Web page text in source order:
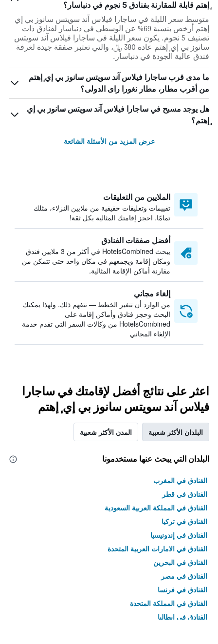
ٕإهتم قابلة للمقارنة بفنادق 5 نجوم في دنباسار؟
متوسط سعر الليلة في ساجارا فيلاس آند سويتس سانوز بي إي
ٕإهتم أرخص بنسبة 69% عن الوسطي في دنباسار لفنادق ذات
تصنيف 5 نجوم. يكون سعر الليلة في ساجارا فيلاس آند سويتس
سانوز بي إي ٕإهتم عادة 380 ﷼، والتي تعتبر صفقة جيدة لغرفة
فندق عالية الجودة في دنباسار.
ما مدى قرب ساجارا فيلاس آند سويتس سانوز بي إي ٕإهتم
من أقرب مطار، مطار نغورا راى الدولى؟
هل يوجد مسبح في ساجارا فيلاس آند سويتس سانوز بي إي
ٕإهتم؟
عرض المزيد من الأسئلة الشائعة
الملايين من التعليقات
تقييمات وتعليقات حقيقية من ملايين النزلاء، مثلك
تمامًا. احجز إقامتك المثالية بكل ثقة!
أفضل صفقات الفنادق
يبحث HotelsCombined في أكثر من 3 ملايين فندق
ومكان إقامة ويجمعهم في مكان واحد حتى تتمكن من
مقارنة أماكن الإقامة المثالية.
إلغاء مجاني
من الوارد أن تتغير الخطط — نتفهم ذلك. ولهذا يمكنك
البحث وحجز فنادق وأماكن إقامة على
HotelsCombined من وكالات السفر التي تقدم خدمة
الإلغاء المجاني
اعثر على نتائج أفضل لإقامتك في ساجارا
فيلاس آند سويتس سانوز بي إي ٕإهتم
البلدان الأكثر شعبية المدن الأكثر شعبية
البلدان التي يبحث عنها مستخدمونا
الفنادق في المغرب
الفنادق في قطر
الفنادق في المملكة العربية السعودية
الفنادق في تركيا
الفنادق في إندونيسيا
الفنادق في الامارات العربية المتحدة
الفنادق في البحرين
الفنادق في مصر
الفنادق في فرنسا
الفنادق في المملكة المتحدة
الفنادق في إيطاليا